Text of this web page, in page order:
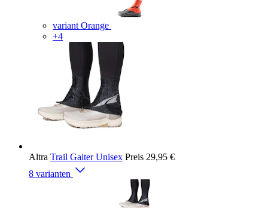
variant Orange
+4
Altra Trail Gaiter Unisex Preis 29,95 €
8 varianten